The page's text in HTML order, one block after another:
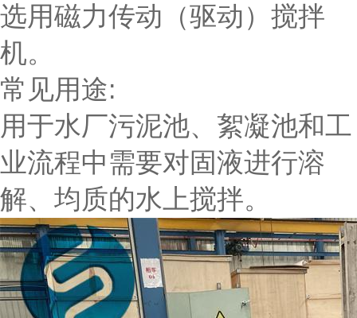
选用磁力传动（驱动）搅拌
机。
常见用途:
用于水厂污泥池、絮凝池和工
业流程中需要对固液进行溶
解、均质的水上搅拌。